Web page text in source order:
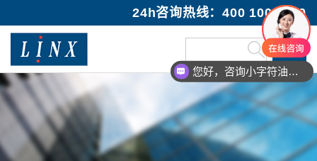
24h咨询热线：400 100 1089
您好，咨询小字符油墨喷码机